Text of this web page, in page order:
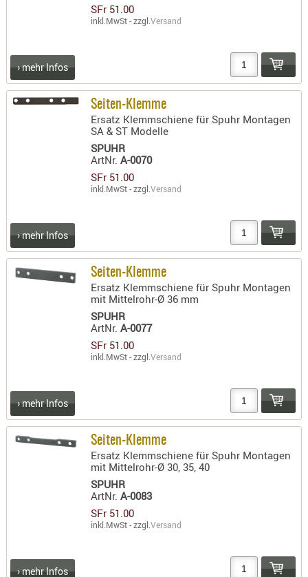
SFr 51.00
inkl.MwSt - zzgl.Versand
› mehr Infos
Seiten-Klemme
Ersatz Klemmschiene für Spuhr Montagen
SA & ST Modelle
SPUHR
ArtNr.A-0070
SFr 51.00
inkl.MwSt - zzgl.Versand
› mehr Infos
Seiten-Klemme
Ersatz Klemmschiene für Spuhr Montagen
mit Mittelrohr-Ø 36 mm
SPUHR
ArtNr.A-0077
SFr 51.00
inkl.MwSt - zzgl.Versand
› mehr Infos
Seiten-Klemme
Ersatz Klemmschiene für Spuhr Montagen
mit Mittelrohr-Ø 30, 35, 40
SPUHR
ArtNr.A-0083
SFr 51.00
inkl.MwSt - zzgl.Versand
› mehr Infos